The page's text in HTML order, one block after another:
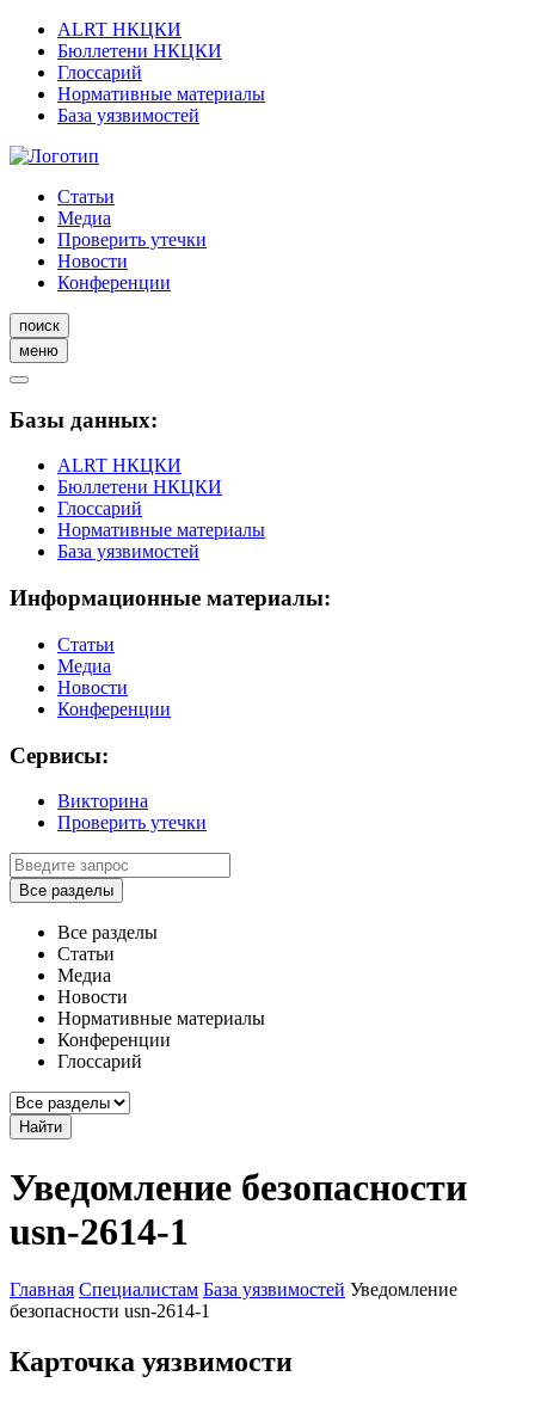
ALRT НКЦКИ
Бюллетени НКЦКИ
Глоссарий
Нормативные материалы
База уязвимостей
Статьи
Медиа
Проверить утечки
Новости
Конференции
поиск
меню
Базы данных:
ALRT НКЦКИ
Бюллетени НКЦКИ
Глоссарий
Нормативные материалы
База уязвимостей
Информационные материалы:
Статьи
Медиа
Новости
Конференции
Сервисы:
Викторина
Проверить утечки
Все разделы
Все разделы
Статьи
Медиа
Новости
Нормативные материалы
Конференции
Глоссарий
Найти
Уведомление безопасности
usn-2614-1
Главная Специалистам База уязвимостей Уведомление
безопасности usn-2614-1
Карточка уязвимости